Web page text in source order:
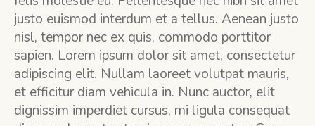
justo euismod interdum et a tellus. Aenean justo
nisl, tempor nec ex quis, commodo porttitor
sapien. Lorem ipsum dolor sit amet, consectetur
adipiscing elit. Nullam laoreet volutpat mauris,
et efficitur diam vehicula in. Nunc auctor, elit
dignissim imperdiet cursus, mi ligula consequat